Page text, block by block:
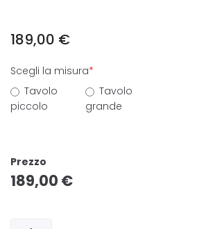
189,00 €
Scegli la misura*
Tavolo
piccolo
Tavolo
grande
Prezzo
189,00 €